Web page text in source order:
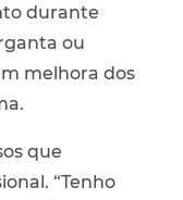
durante
ou
melhora dos
que
“Tenho